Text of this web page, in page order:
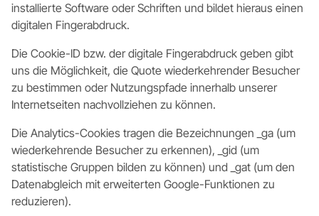
installierte Software oder Schriften und bildet hieraus einen
digitalen Fingerabdruck.
Die Cookie-ID bzw. der digitale Fingerabdruck geben gibt
uns die Möglichkeit, die Quote wiederkehrender Besucher
zu bestimmen oder Nutzungspfade innerhalb unserer
Internetseiten nachvollziehen zu können.
Die Analytics-Cookies tragen die Bezeichnungen _ga (um
wiederkehrende Besucher zu erkennen), _gid (um
statistische Gruppen bilden zu können) und _gat (um den
Datenabgleich mit erweiterten Google-Funktionen zu
reduzieren).